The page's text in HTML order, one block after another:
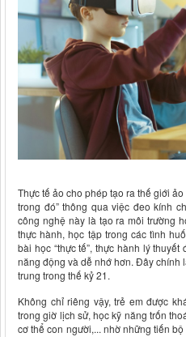
Thực tế ảo cho phép tạo ra thế giới
trong đó” thông qua việc đeo kính
công nghệ này là tạo ra môi trường
thực hành, học tập trong các tình
bài học “thực tế”, thực hành lý
năng động và dễ nhớ hơn. Đây chính
trung trong thế kỷ 21.
Không chỉ riêng vậy, trẻ em được
trong giờ lịch sử, học kỹ năng trốn
cơ thể con người,... nhờ những tiến